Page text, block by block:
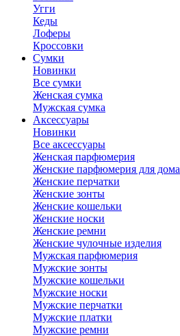
Угги
Кеды
Лоферы
Кроссовки
Сумки
Новинки
Все сумки
Женская сумка
Мужская сумка
Аксессуары
Новинки
Все аксессуары
Женская парфюмерия
Женские парфюмерия для дома
Женские перчатки
Женские зонты
Женские кошельки
Женские носки
Женские ремни
Женские чулочные изделия
Мужская парфюмерия
Мужские зонты
Мужские кошельки
Мужские носки
Мужские перчатки
Мужские платки
Мужские ремни